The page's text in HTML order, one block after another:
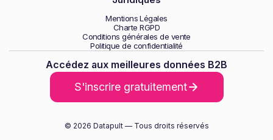
Mentions Légales
Charte RGPD
Conditions générales de vente
Politique de confidentialité
Accédez aux meilleures données B2B
S'inscrire gratuitement
© 2026 Datapult — Tous droits réservés